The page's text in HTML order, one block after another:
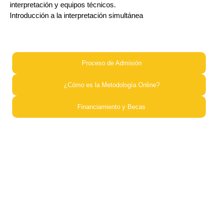
interpretación y equipos técnicos.
Introducción a la interpretación simultánea
Proceso de Admisión​
¿Cómo es la Metodología Online?​
Financiamiento y Becas​